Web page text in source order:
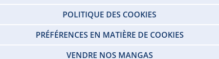
POLITIQUE DES COOKIES
PRÉFÉRENCES EN MATIÈRE DE COOKIES
VENDRE NOS MANGAS